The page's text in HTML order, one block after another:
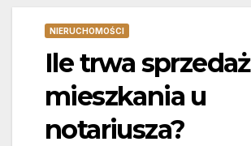
NIERUCHOMOŚCI
Ile trwa sprzedaż
mieszkania u
notariusza?